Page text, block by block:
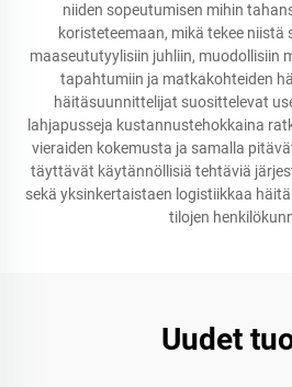
niiden sopeutumisen mihin
koristeteemaan, mikä tekee niistä
maaseututyylisiin juhliin, muodollisiin
tapahtumiin ja matkakohteiden
häitäsuunnittelijat suosittelevat
lahjapusseja kustannustehokkaina
vieraiden kokemusta ja samalla
täyttävät käytännöllisiä tehtäviä
sekä yksinkertaistaen logistiikkaa
tilojen
Uudet